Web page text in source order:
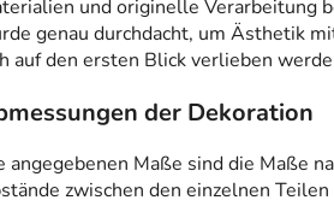
und originelle Verarbeitung
genau durchdacht, um Ästhetik
auf den ersten Blick verlieben
der Dekoration
angegebenen Maße sind die Maße
zwischen den einzelnen